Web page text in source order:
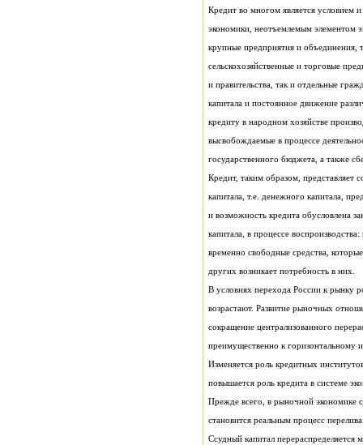
Кредит во многом является условием
государственного бюджета, а также
других возникает потребность в них.
В условиях перехода России к рынку
повышается роль кредита в системе